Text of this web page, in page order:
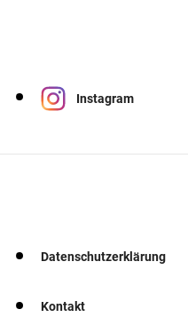
Instagram
Datenschutzerklärung
Kontakt